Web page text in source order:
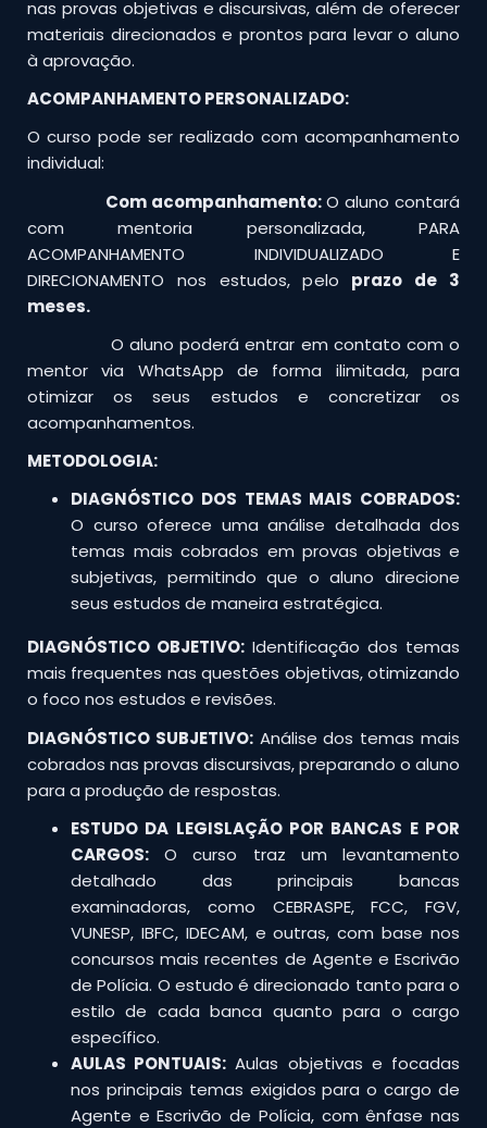
nas provas objetivas e discursivas, além de oferecer
materiais direcionados e prontos para levar o aluno
à aprovação.
ACOMPANHAMENTO PERSONALIZADO:
O curso pode ser realizado com acompanhamento
individual:
Com acompanhamento:O aluno contará
com mentoria personalizada, PARA
ACOMPANHAMENTO INDIVIDUALIZADO E
DIRECIONAMENTO nos estudos, pelo prazo de 3
meses.
O aluno poderá entrar em contato com o
mentor via WhatsApp de forma ilimitada, para
otimizar os seus estudos e concretizar os
acompanhamentos.
METODOLOGIA:
DIAGNÓSTICO DOS TEMAS MAIS COBRADOS:
O curso oferece uma análise detalhada dos
temas mais cobrados em provas objetivas e
subjetivas, permitindo que o aluno direcione
seus estudos de maneira estratégica.
DIAGNÓSTICO OBJETIVO: Identificação dos temas
mais frequentes nas questões objetivas, otimizando
o foco nos estudos e revisões.
DIAGNÓSTICO SUBJETIVO:Análise dos temas mais
cobrados nas provas discursivas, preparando o aluno
para a produção de respostas.
ESTUDO DA LEGISLAÇÃO POR BANCAS E POR
CARGOS: O curso traz um levantamento
detalhado das principais bancas
examinadoras, como CEBRASPE, FCC, FGV,
VUNESP, IBFC, IDECAM, e outras, com base nos
concursos mais recentes de Agente e Escrivão
de Polícia. O estudo é direcionado tanto para o
estilo de cada banca quanto para o cargo
específico.
AULAS PONTUAIS: Aulas objetivas e focadas
nos principais temas exigidos para o cargo de
Agente e Escrivão de Polícia, com ênfase nas